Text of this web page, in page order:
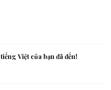
Việt của bạn đã đến!